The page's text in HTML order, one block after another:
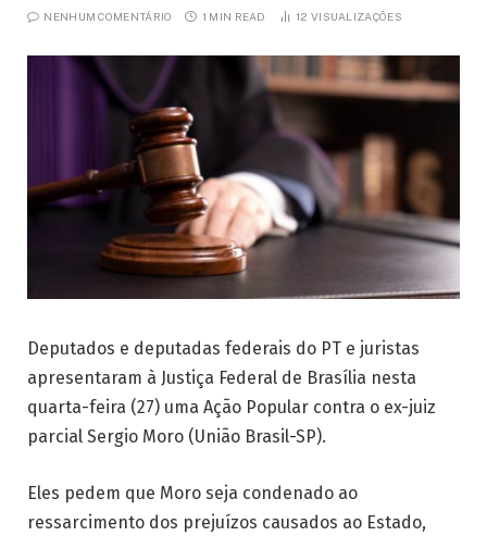
NENHUM COMENTÁRIO 1 MIN READ 12 VISUALIZAÇÕES
Deputados e deputadas federais do PT e juristas
apresentaram à Justiça Federal de Brasília nesta
quarta-feira (27) uma Ação Popular contra o ex-juiz
parcial Sergio Moro (União Brasil-SP).
Eles pedem que Moro seja condenado ao
ressarcimento dos prejuízos causados ao Estado,